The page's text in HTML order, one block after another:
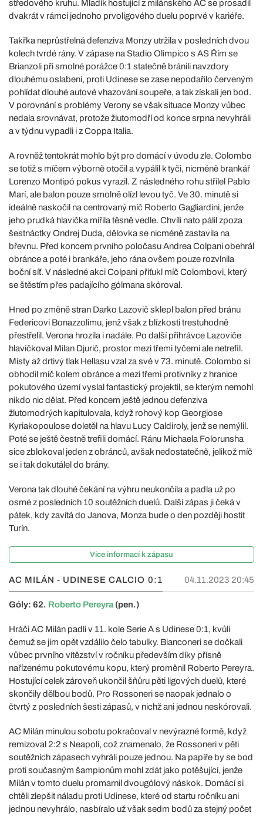
středového kruhu. Mladík hostující z milánského AC se prosadil
dvakrát v rámci jednoho prvoligového duelu poprvé v kariéře.
Takřka neprůstřelná defenziva Monzy utržila v posledních dvou
kolech tvrdé rány. V zápase na Stadio Olimpico s AS Řím se
Brianzoli při smolné porážce 0:1 statečně bránili navzdory
dlouhému oslabení, proti Udinese se zase nepodařilo červeným
pohlídat dlouhé autové vhazování soupeře, a tak získali jen bod.
V porovnání s problémy Verony se však situace Monzy vůbec
nedala srovnávat, protože žlutomodří od konce srpna nevyhráli
a v týdnu vypadli i z Coppa Italia.
A rovněž tentokrát mohlo být pro domácí v úvodu zle. Colombo
se totiž s míčem výborně otočil a vypálil k tyči, nicméně brankář
Lorenzo Montipó pokus vyrazil. Z následného rohu střílel Pablo
Marí, ale balon pouze smolně olízl levou tyč. Ve 30. minutě si
ideálně naskočil na centrovaný míč Roberto Gagliardini, jenže
jeho prudká hlavička mířila těsně vedle. Chvíli nato pálil zpoza
šestnáctky Ondrej Duda, dělovka se nicméně zastavila na
břevnu. Před koncem prvního poločasu Andrea Colpani obehrál
obránce a poté i brankáře, jeho rána ovšem pouze rozvlnila
boční síť. V následné akci Colpani přiťukl míč Colombovi, který
se štěstím přes padajícího gólmana skóroval.
Hned po změně stran Darko Lazovič sklepl balon před bránu
Federicovi Bonazzolimu, jenž však z blízkosti trestuhodně
přestřelil. Verona hrozila i nadále. Po další přihrávce Lazoviče
hlavičkoval Milan Djurič, prostor mezi třemi tyčemi ale netrefil.
Místy až drtivý tlak Hellasu vzal za své v 73. minutě. Colombo si
obhodil míč kolem obránce a mezi třemi protivníky z hranice
pokutového území vyslal fantastický projektil, se kterým nemohl
nikdo nic dělat. Před koncem ještě jednou defenziva
žlutomodrých kapitulovala, když rohový kop Georgiose
Kyriakopoulose doletěl na hlavu Lucy Caldiroly, jenž se nemýlil.
Poté se ještě čestně trefili domácí. Ránu Michaela Folorunsha
sice zblokoval jeden z obránců, avšak nedostatečně, jelikož míč
se i tak dokutálel do brány.
Verona tak dlouhé čekání na výhru neukončila a padla už po
osmé z posledních 10 soutěžních duelů. Další zápas ji čeká v
pátek, kdy zavítá do Janova, Monza bude o den později hostit
Turín.
Více informací k zápasu
AC MILÁN - UDINESE CALCIO 0:1 04.11.2023 20:45
Góly: 62. Roberto Pereyra (pen.)
Hráči AC Milán padli v 11. kole Serie A s Udinese 0:1, kvůli
čemuž se jim opět vzdálilo čelo tabulky. Bianconeri se dočkali
vůbec prvního vítězství v ročníku především díky přísně
nařízenému pokutovému kopu, který proměnil Roberto Pereyra.
Hostující celek zároveň ukončil šňůru pěti ligových duelů, které
skončily dělbou bodů. Pro Rossoneri se naopak jednalo o
čtvrtý z posledních šesti zápasů, v nichž ani jednou neskórovali.
AC Milán minulou sobotu pokračoval v nevýrazné formě, když
remizoval 2:2 s Neapolí, což znamenalo, že Rossoneri v pěti
soutěžních zápasech vyhráli pouze jednou. Na papíře by se bod
proti současným šampionům mohl zdát jako potěšující, jenže
Milán v tomto duelu promarnil dvougólový náskok. Domácí si
chtěli zlepšit náladu proti Udinese, které od startu ročníku ani
jednou nevyhrálo, nasbíralo už však sedm bodů za stejný počet